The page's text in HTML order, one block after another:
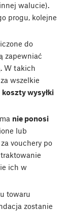
walucie).
progu, kolejne
do
zapewniać
W takich
wszelkie
koszty wysyłki
nie ponosi
lub
vouchery po
ich w
towaru
zostanie